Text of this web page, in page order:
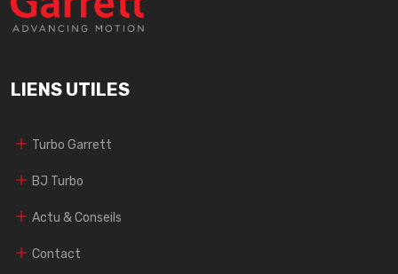
LIENS UTILES
Turbo Garrett
BJ Turbo
Actu & Conseils
Contact